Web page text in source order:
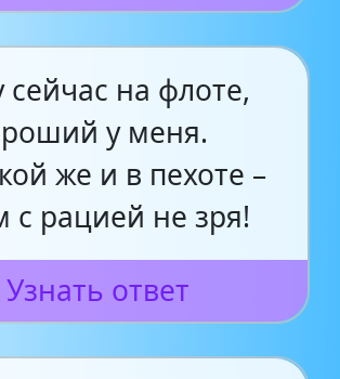
сейчас на флоте,
у меня.
же и в пехоте –
рацией не зря!
Узнать ответ